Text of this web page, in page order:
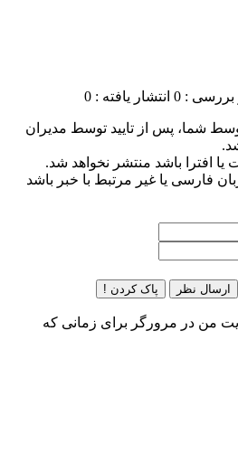
بررسی : 0 انتشار یافته : 0
شما، پس از تایید توسط مدیران
افترا باشد منتشر نخواهد شد.
فارسی یا غیر مرتبط با خبر باشد
ارسال نظر پاک کردن !
من در مرورگر برای زمانی که